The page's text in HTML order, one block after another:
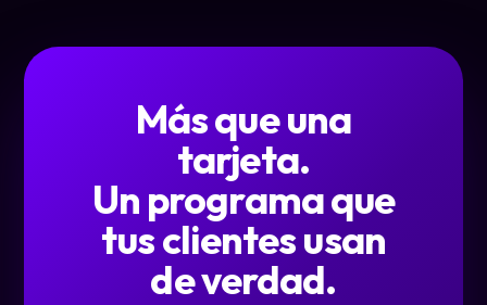
Más que una
tarjeta.
Un programa que
tus clientes usan
de verdad.